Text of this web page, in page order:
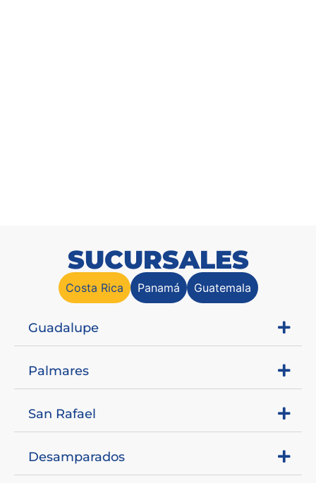
SUCURSALES
Costa Rica Panamá Guatemala
Guadalupe
Palmares
San Rafael
Desamparados